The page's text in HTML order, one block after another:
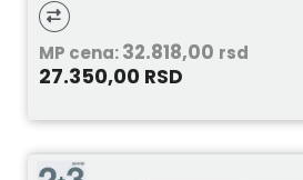
MP cena:32.818,00 rsd
27.350,00 RSD